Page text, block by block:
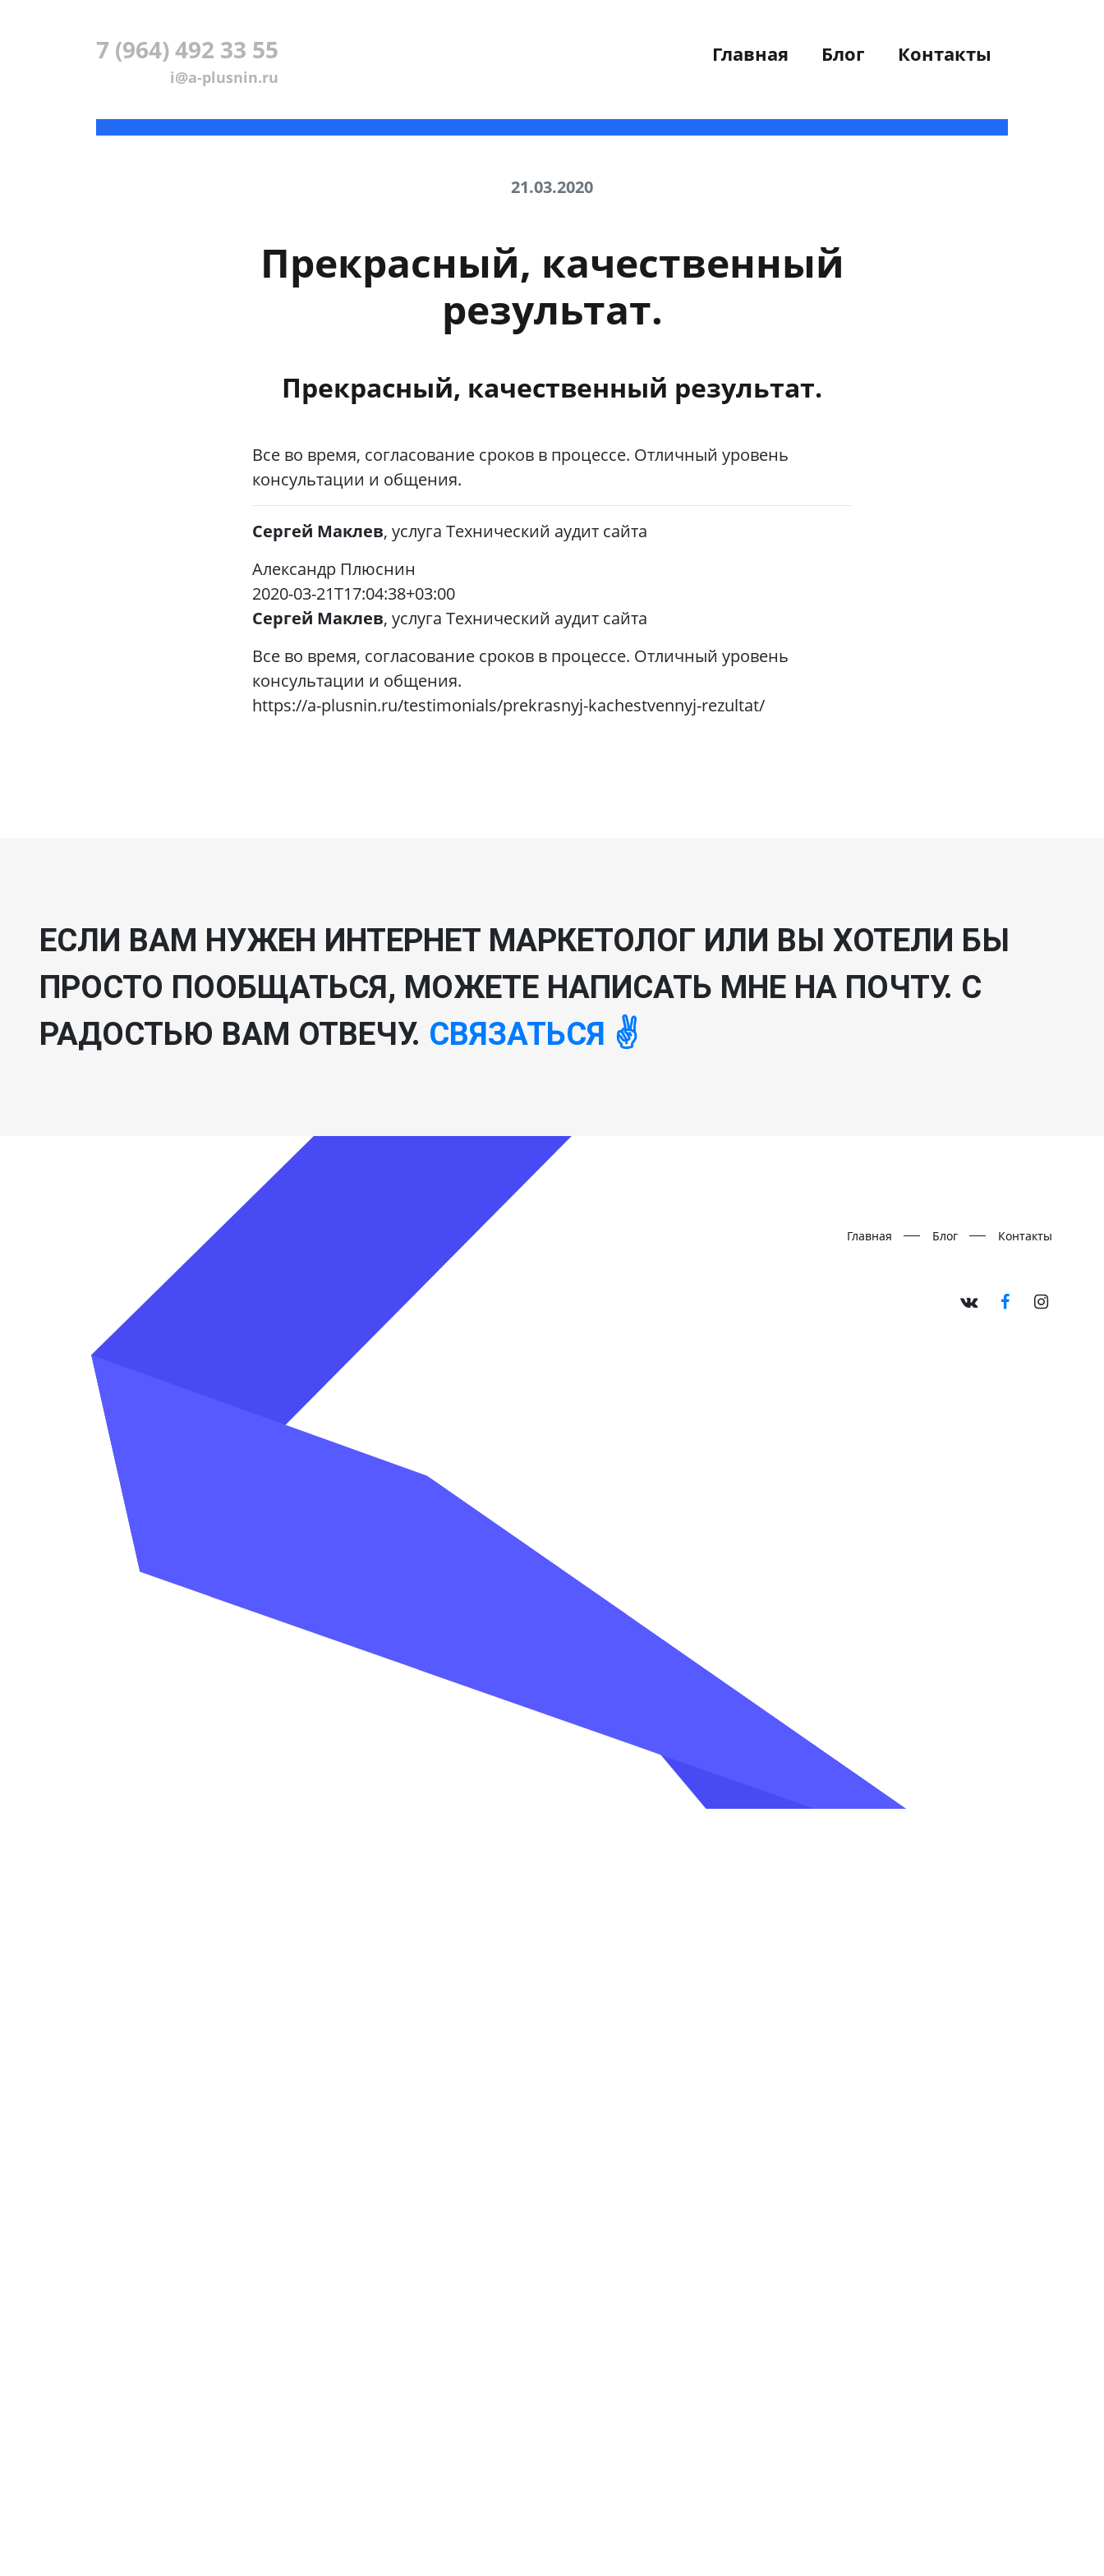
7 (964) 492 33 55
i@a-plusnin.ru
Главная Блог Контакты
21.03.2020
Прекрасный, качественный
результат.
Прекрасный, качественный результат.
Все во время, согласование сроков в процессе. Отличный уровень
консультации и общения.
Сергей Маклев, услуга Технический аудит сайта
Александр Плюснин
2020-03-21T17:04:38+03:00
Сергей Маклев, услуга Технический аудит сайта
Все во время, согласование сроков в процессе. Отличный уровень
консультации и общения.
https://a-plusnin.ru/testimonials/prekrasnyj-kachestvennyj-rezultat/
ЕСЛИ ВАМ НУЖЕН ИНТЕРНЕТ МАРКЕТОЛОГ ИЛИ ВЫ ХОТЕЛИ БЫ
ПРОСТО ПООБЩАТЬСЯ, МОЖЕТЕ НАПИСАТЬ МНЕ НА ПОЧТУ. С
РАДОСТЬЮ ВАМ ОТВЕЧУ. СВЯЗАТЬСЯ ✌️
Главная Блог Контакты